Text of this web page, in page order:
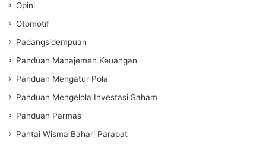
Opini
Otomotif
Padangsidempuan
Panduan Manajemen Keuangan
Panduan Mengatur Pola
Panduan Mengelola Investasi Saham
Panduan Parmas
Pantai Wisma Bahari Parapat